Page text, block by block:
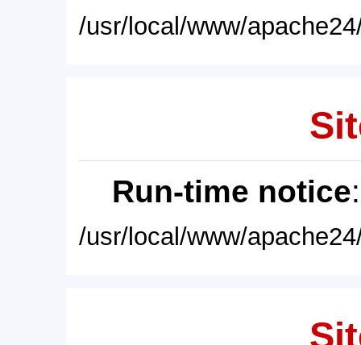
/usr/local/www/
Run-time notice
/usr/local/www/